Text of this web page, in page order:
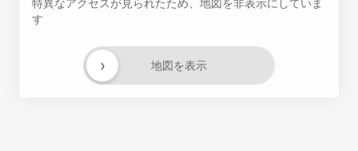
特異なアクセスが見られたため、地図を非表示にしていま
す
地図を表示
›